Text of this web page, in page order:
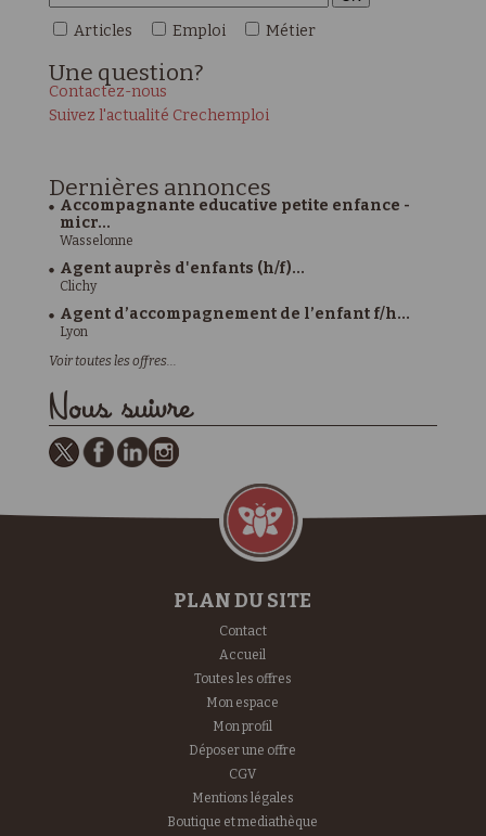
Articles Emploi Métier
Une question?
Contactez-nous
Suivez l'actualité Crechemploi
Dernières annonces
Accompagnante educative petite enfance -
micr...
Wasselonne
Agent auprès d'enfants (h/f)...
Clichy
Agent d’accompagnement de l’enfant f/h...
Lyon
Voir toutes les offres...
Nous suivre
PLAN DU SITE
Contact
Accueil
Toutes les offres
Mon espace
Mon profil
Déposer une offre
CGV
Mentions légales
Boutique et mediathèque